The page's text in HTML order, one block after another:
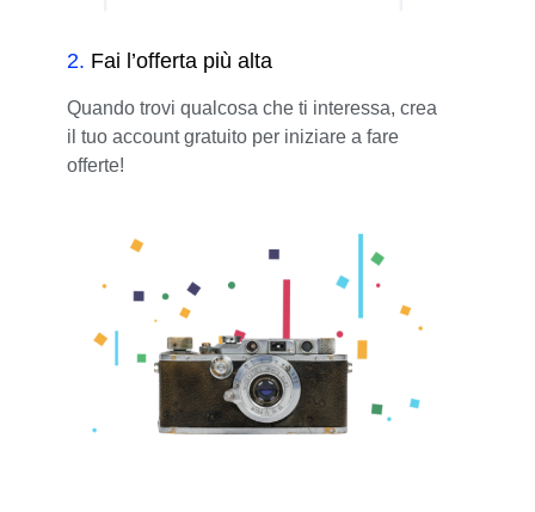
2. Fai l’offerta più alta
Quando trovi qualcosa che ti interessa, crea
il tuo account gratuito per iniziare a fare
offerte!